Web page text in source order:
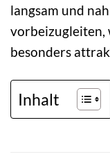
langsam und
vorbeizugleiten,
besonders
Inhalt